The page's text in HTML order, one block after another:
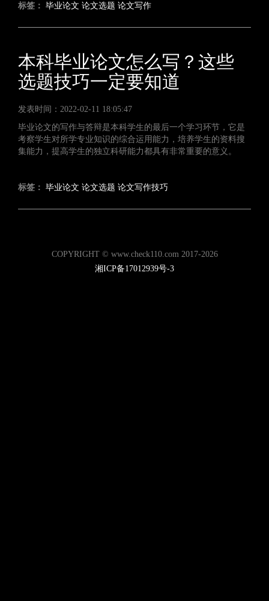
标签： 毕业论文 论文选题 论文写作
本科毕业论文怎么写？这些
选题技巧一定要知道
发表时间：2022-02-11 18:05:47
毕业论文的写作与答辩是本科学生的最后一个学习环节，它是
考察学生对所学专业知识的综合运用能力，培养学生的资料搜
集能力，提高学生的独立科研能力都具有非常重要的意义。
标签： 毕业论文 论文选题 论文写作技巧
COPYRIGHT © www.check110.com 2017-2026
湘ICP备17012939号-3